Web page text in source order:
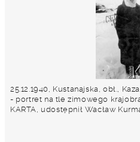
25.12.1940, Kustanajska, obł.,
- portret na tle zimowego
KARTA, udostępnił Wacław